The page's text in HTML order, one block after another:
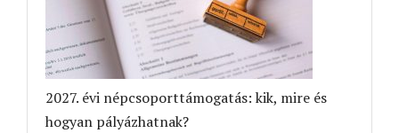
2027. évi népcsoporttámogatás: kik, mire és
hogyan pályázhatnak?